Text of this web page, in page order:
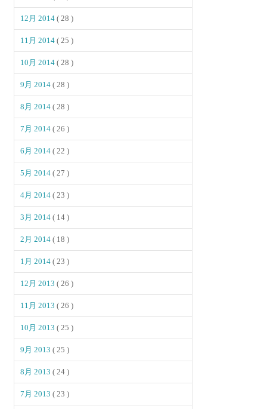
12月 2014( 28 )
11月 2014( 25 )
10月 2014( 28 )
9月 2014( 28 )
8月 2014( 28 )
7月 2014( 26 )
6月 2014( 22 )
5月 2014( 27 )
4月 2014( 23 )
3月 2014( 14 )
2月 2014( 18 )
1月 2014( 23 )
12月 2013( 26 )
11月 2013( 26 )
10月 2013( 25 )
9月 2013( 25 )
8月 2013( 24 )
7月 2013( 23 )